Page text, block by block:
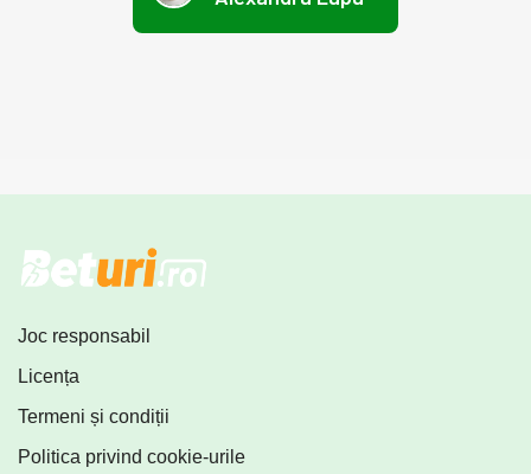
Joc responsabil
Licența
Termeni și condiții
Politica privind cookie-urile